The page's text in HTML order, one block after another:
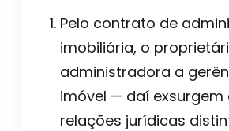
Pelo contrato de
imobiliária, o
administradora a
imóvel — daí exsurgem
relações jurídicas